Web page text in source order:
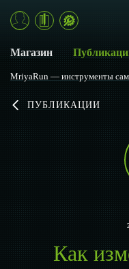
ПУБЛИКАЦИИ
Как
Магазин
MriyaRun — инструменты